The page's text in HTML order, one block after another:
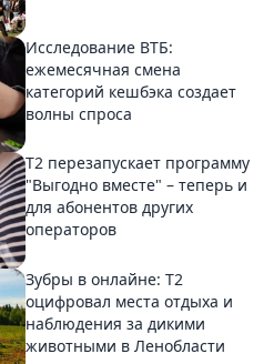
Исследование ВТБ:
ежемесячная смена
категорий кешбэка создает
волны спроса
Т2 перезапускает программу
"Выгодно вместе" – теперь и
для абонентов других
операторов
Зубры в онлайне: Т2
оцифровал места отдыха и
наблюдения за дикими
животными в Ленобласти